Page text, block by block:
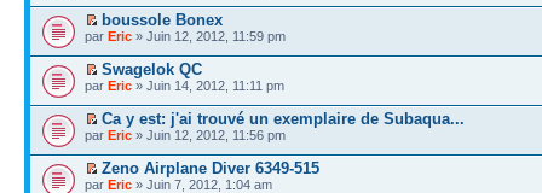
boussole Bonex
par Eric » Juin 12, 2012, 11:59 pm
Swagelok QC
par Eric » Juin 14, 2012, 11:11 pm
Ca y est: j'ai trouvé un exemplaire de Subaqua...
par Eric » Juin 12, 2012, 11:56 pm
Zeno Airplane Diver 6349-515
par Eric » Juin 7, 2012, 1:04 am